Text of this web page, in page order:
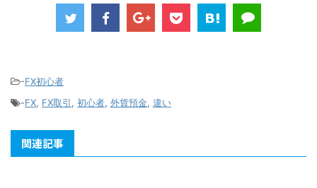
-FX初心者
-FX, FX取引, 初心者, 外貨預金, 違い
関連記事